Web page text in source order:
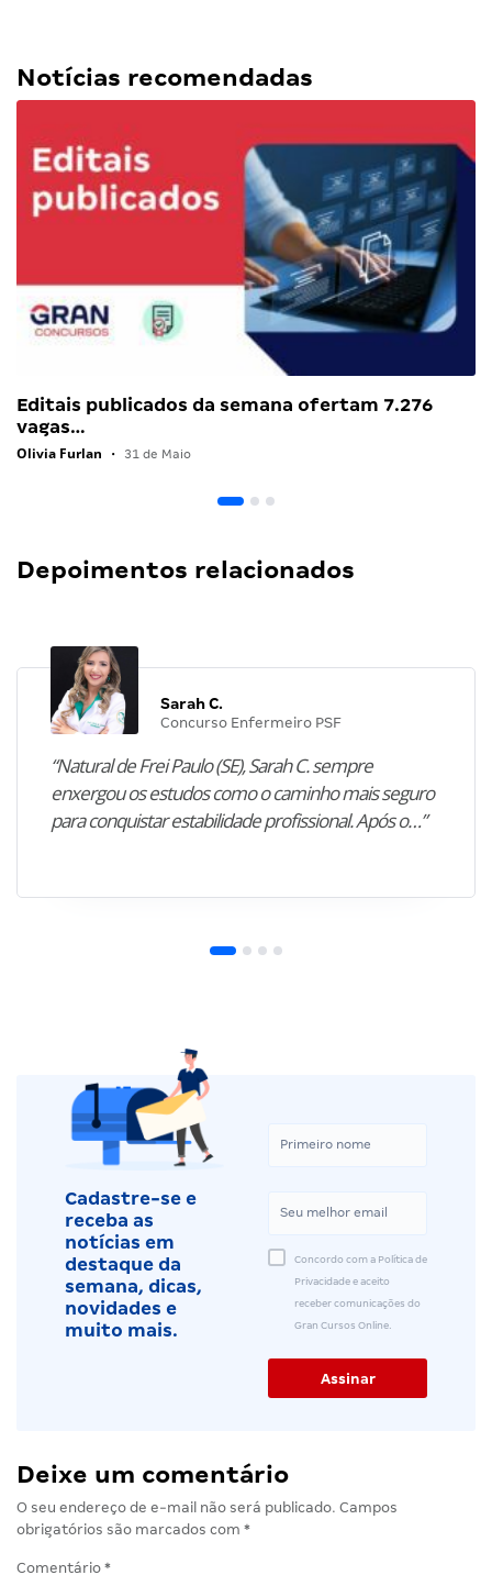
Notícias recomendadas
Editais publicados da semana ofertam 7.276
vagas…
Olivia Furlan • 31 de Maio
Depoimentos relacionados
Sarah C.
Concurso Enfermeiro PSF
“Natural de Frei Paulo (SE), Sarah C. sempre
enxergou os estudos como o caminho mais seguro
para conquistar estabilidade profissional. Após o…”
Cadastre-se e
receba as
notícias em
destaque da
semana, dicas,
novidades e
muito mais.
Concordo com a Política de
Privacidade e aceito
receber comunicações do
Gran Cursos Online.
Deixe um comentário
O seu endereço de e-mail não será publicado. Campos
obrigatórios são marcados com *
Comentário *